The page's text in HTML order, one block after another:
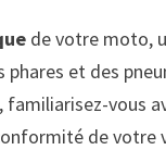
de votre moto,
et des
vous
de votre